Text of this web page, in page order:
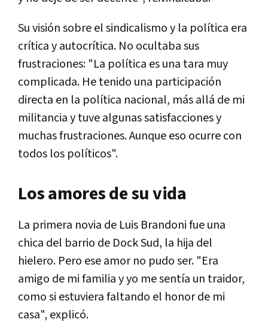
Su visión sobre el sindicalismo y la política era
crítica y autocrítica. No ocultaba sus
frustraciones: "La política es una tara muy
complicada. He tenido una participación
directa en la política nacional, más allá de mi
militancia y tuve algunas satisfacciones y
muchas frustraciones. Aunque eso ocurre con
todos los políticos".
Los amores de su vida
La primera novia de Luis Brandoni fue una
chica del barrio de Dock Sud, la hija del
hielero. Pero ese amor no pudo ser. "Era
amigo de mi familia y yo me sentía un traidor,
como si estuviera faltando el honor de mi
casa", explicó.